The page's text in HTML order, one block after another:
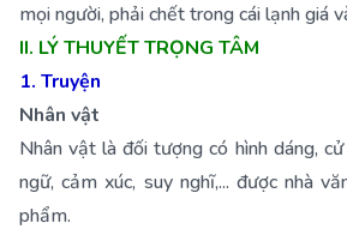
mọi người, phải chết trong cái lạnh giá
II. LÝ THUYẾT TRỌNG TÂM
1. Truyện
Nhân vật
Nhân vật là đối tượng có hình dáng,
ngữ, cảm xúc, suy nghĩ,... được nhà
phẩm.